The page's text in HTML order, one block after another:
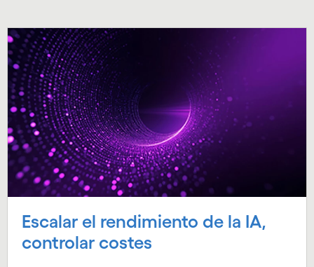
Escalar el rendimiento de la IA,
controlar costes